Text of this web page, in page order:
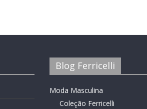
Blog Ferricelli
Moda Masculina
Coleção Ferricelli